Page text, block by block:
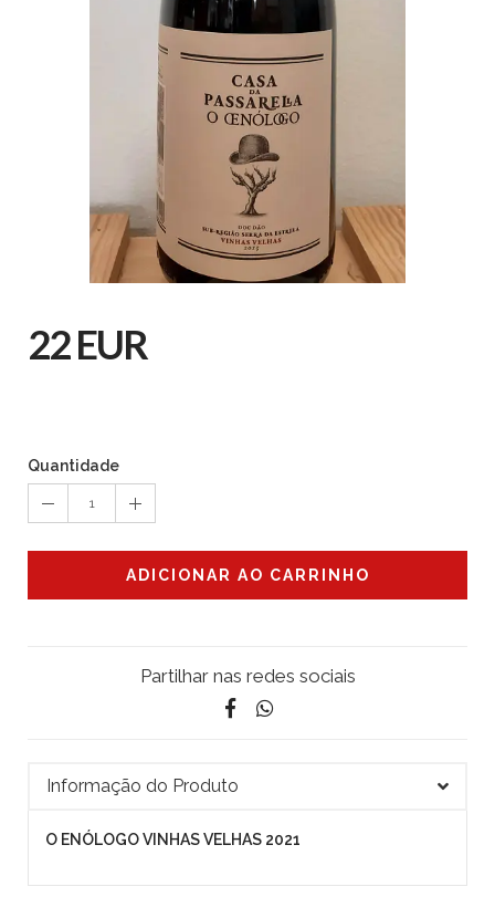
22 EUR
Quantidade
1
ADICIONAR AO CARRINHO
Partilhar nas redes sociais
Informação do Produto
O ENÓLOGO VINHAS VELHAS 2021